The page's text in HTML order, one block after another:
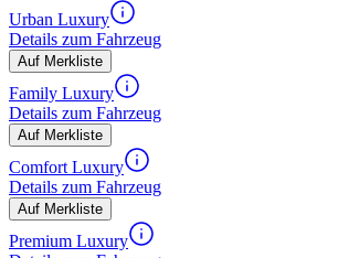
Urban Luxury
Details zum Fahrzeug
Auf Merkliste
Family Luxury
Details zum Fahrzeug
Auf Merkliste
Comfort Luxury
Details zum Fahrzeug
Auf Merkliste
Premium Luxury